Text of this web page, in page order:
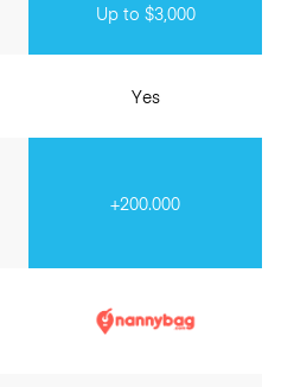
Up to $3,000
Yes
+200.000